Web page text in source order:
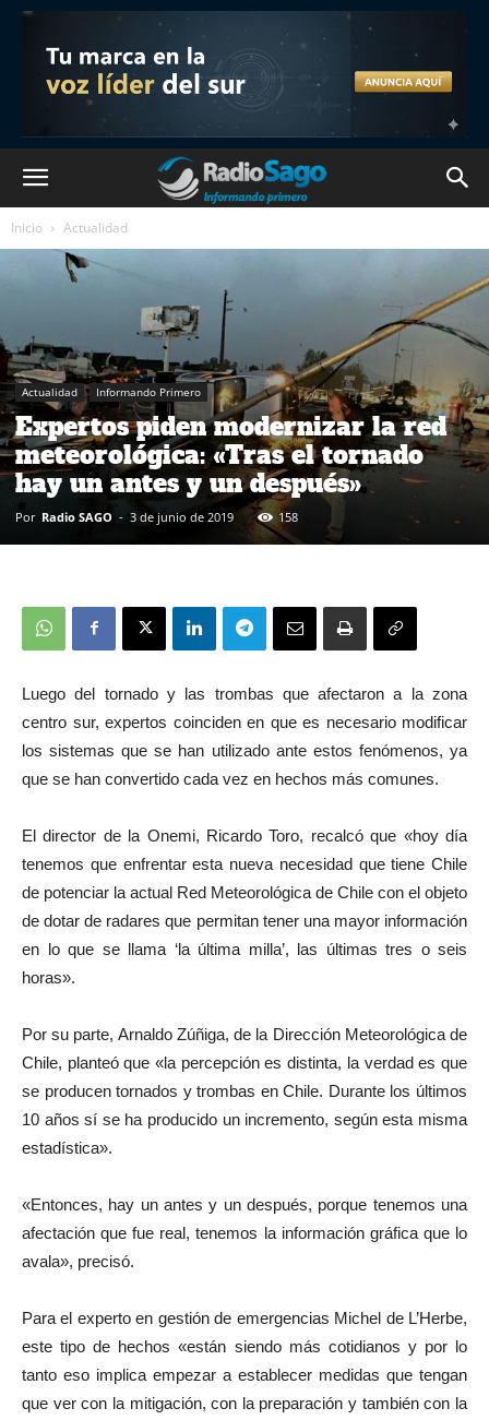
Inicio Actualidad
Actualidad Informando Primero
Expertos piden modernizar la red
meteorológica: «Tras el tornado
hay un antes y un después»
Por Radio SAGO - 3 de junio de 2019 158
Luego del tornado y las trombas que afectaron a la zona
centro sur, expertos coinciden en que es necesario modificar
los sistemas que se han utilizado ante estos fenómenos, ya
que se han convertido cada vez en hechos más comunes.
El director de la Onemi, Ricardo Toro, recalcó que «hoy día
tenemos que enfrentar esta nueva necesidad que tiene Chile
de potenciar la actual Red Meteorológica de Chile con el objeto
de dotar de radares que permitan tener una mayor información
en lo que se llama ‘la última milla’, las últimas tres o seis
horas».
Por su parte, Arnaldo Zúñiga, de la Dirección Meteorológica de
Chile, planteó que «la percepción es distinta, la verdad es que
se producen tornados y trombas en Chile. Durante los últimos
10 años sí se ha producido un incremento, según esta misma
estadística».
«Entonces, hay un antes y un después, porque tenemos una
afectación que fue real, tenemos la información gráfica que lo
avala», precisó.
Para el experto en gestión de emergencias Michel de L’Herbe,
este tipo de hechos «están siendo más cotidianos y por lo
tanto eso implica empezar a establecer medidas que tengan
que ver con la mitigación, con la preparación y también con la